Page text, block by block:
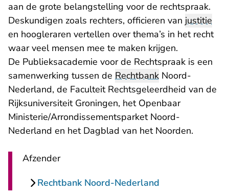
aan de grote belangstelling voor de rechtspraak.
Deskundigen zoals rechters, officieren van justitie
en hoogleraren vertellen over thema’s in het recht
waar veel mensen mee te maken krijgen.
De Publieksacademie voor de Rechtspraak is een
samenwerking tussen de Rechtbank Noord-
Nederland, de Faculteit Rechtsgeleerdheid van de
Rijksuniversiteit Groningen, het Openbaar
Ministerie/Arrondissementsparket Noord-
Nederland en het Dagblad van het Noorden.
Afzender
Rechtbank Noord-Nederland